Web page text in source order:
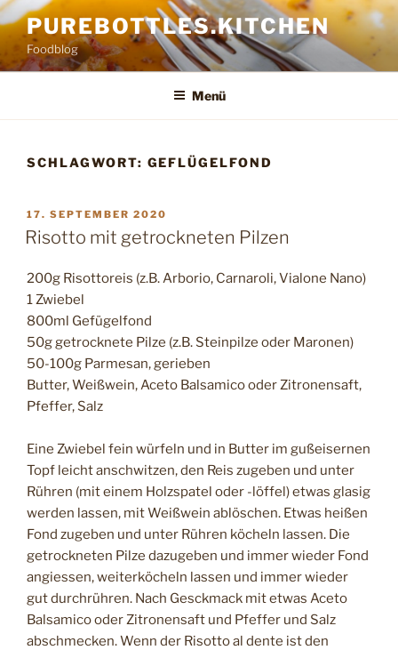
Zum
Inhalt
springen
PUREBOTTLES.KITCHEN
Foodblog
Menü
SCHLAGWORT: GEFLÜGELFOND
VERÖFFENTLICHT
AM
17. SEPTEMBER 2020
Risotto mit getrockneten Pilzen
200g Risottoreis (z.B. Arborio, Carnaroli, Vialone Nano)
1 Zwiebel
800ml Gefügelfond
50g getrocknete Pilze (z.B. Steinpilze oder Maronen)
50-100g Parmesan, gerieben
Butter, Weißwein, Aceto Balsamico oder Zitronensaft,
Pfeffer, Salz
Eine Zwiebel fein würfeln und in Butter im gußeisernen
Topf leicht anschwitzen, den Reis zugeben und unter
Rühren (mit einem Holzspatel oder -löffel) etwas glasig
werden lassen, mit Weißwein ablöschen. Etwas heißen
Fond zugeben und unter Rühren köcheln lassen. Die
getrockneten Pilze dazugeben und immer wieder Fond
angiessen, weiterköcheln lassen und immer wieder
gut durchrühren. Nach Gesckmack mit etwas Aceto
Balsamico oder Zitronensaft und Pfeffer und Salz
abschmecken. Wenn der Risotto al dente ist den